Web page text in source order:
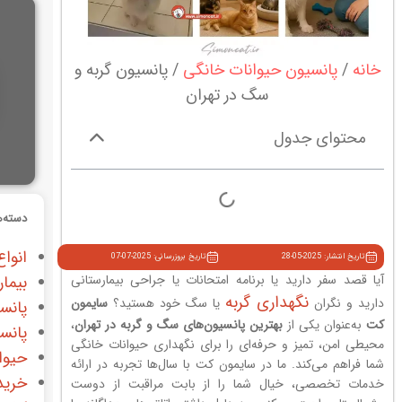
خانه پانسیون حیوانات خانگی پانسیون گربه و
سگ در تهران
محتوای جدول
تاریخ انتشار: 2025-05-28 تاریخ بروزرسانی: 2025-07-07
آیا قصد سفر دارید یا برنامه امتحانات یا جراحی بیمارستانی
دارید و نگراننگهداری گربه یا سگ خود هستید؟سایمون
کتبه‌عنوان یکی ازبهترین پانسیون‌های سگ و گربه در تهران،
محیطی امن، تمیز و حرفه‌ای را برای نگهداری حیوانات خانگی
شما فراهم می‌کند. ما در سایمون کت با سال‌ها تجربه در ارائه
خدمات تخصصی، خیال شما را از بابت مراقبت از دوست